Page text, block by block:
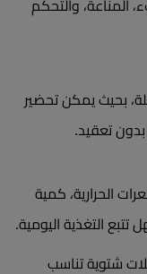
المناعة، والتحكم
بحيث يمكن تحضير
تعقيد.
الحرارية، كمية
تتبع التغذية اليومية.
شتوية تناسب